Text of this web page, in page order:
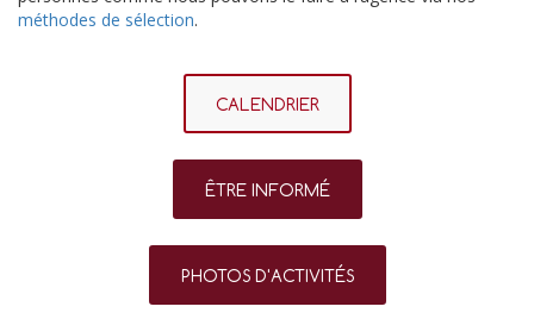
méthodes de sélection.
CALENDRIER
ÊTRE INFORMÉ
PHOTOS D'ACTIVITÉS